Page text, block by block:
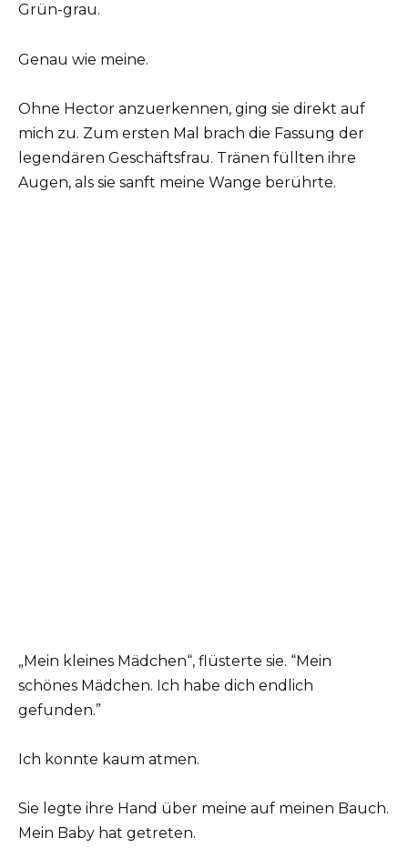
Grün-grau.
Genau wie meine.
Ohne Hector anzuerkennen, ging sie direkt auf
mich zu. Zum ersten Mal brach die Fassung der
legendären Geschäftsfrau. Tränen füllten ihre
Augen, als sie sanft meine Wange berührte.
„Mein kleines Mädchen“, flüsterte sie. “Mein
schönes Mädchen. Ich habe dich endlich
gefunden.”
Ich konnte kaum atmen.
Sie legte ihre Hand über meine auf meinen Bauch.
Mein Baby hat getreten.